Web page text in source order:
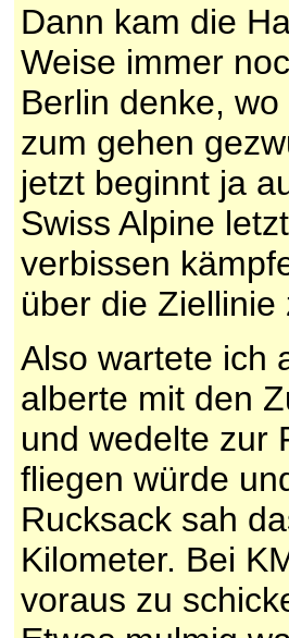
Dann kam die
Weise immer
Berlin denke,
zum gehen
jetzt beginnt ja
Swiss Alpine
verbissen
über die Ziellinie
Also wartete ich
alberte mit den
und wedelte zur
fliegen würde
Rucksack sah
Kilometer. Bei
voraus zu